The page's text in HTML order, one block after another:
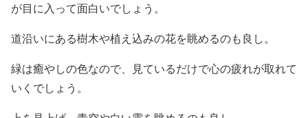
が目に入って面白いでしょう。
道沿いにある樹木や植え込みの花を眺めるのも良し。
緑は癒やしの色なので、見ているだけで心の疲れが取れて
いくでしょう。